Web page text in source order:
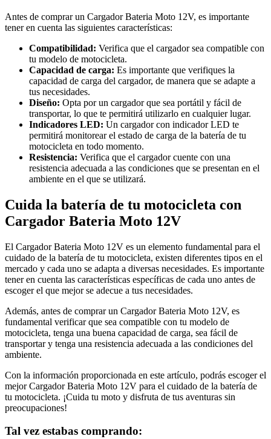
Antes de comprar un Cargador Bateria Moto 12V, es importante
tener en cuenta las siguientes características:
Compatibilidad: Verifica que el cargador sea compatible con
tu modelo de motocicleta.
Capacidad de carga: Es importante que verifiques la
capacidad de carga del cargador, de manera que se adapte a
tus necesidades.
Diseño: Opta por un cargador que sea portátil y fácil de
transportar, lo que te permitirá utilizarlo en cualquier lugar.
Indicadores LED: Un cargador con indicador LED te
permitirá monitorear el estado de carga de la batería de tu
motocicleta en todo momento.
Resistencia: Verifica que el cargador cuente con una
resistencia adecuada a las condiciones que se presentan en el
ambiente en el que se utilizará.
Cuida la batería de tu motocicleta con
Cargador Bateria Moto 12V
El Cargador Bateria Moto 12V es un elemento fundamental para el
cuidado de la batería de tu motocicleta, existen diferentes tipos en el
mercado y cada uno se adapta a diversas necesidades. Es importante
tener en cuenta las características específicas de cada uno antes de
escoger el que mejor se adecue a tus necesidades.
Además, antes de comprar un Cargador Bateria Moto 12V, es
fundamental verificar que sea compatible con tu modelo de
motocicleta, tenga una buena capacidad de carga, sea fácil de
transportar y tenga una resistencia adecuada a las condiciones del
ambiente.
Con la información proporcionada en este artículo, podrás escoger el
mejor Cargador Bateria Moto 12V para el cuidado de la batería de
tu motocicleta. ¡Cuida tu moto y disfruta de tus aventuras sin
preocupaciones!
Tal vez estabas comprando: